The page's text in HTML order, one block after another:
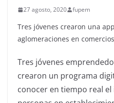
27 agosto, 2020 fupem
Tres jóvenes crearon una
aglomeraciones en
Tres jóvenes
crearon un programa
conocer en tiempo real